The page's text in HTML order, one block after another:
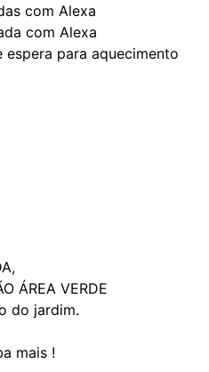
com Alexa
com Alexa
para aquecimento
ÁREA VERDE
do jardim.